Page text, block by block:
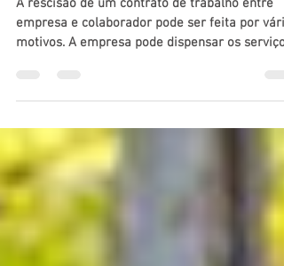
Demissão por Justa Causa
A rescisão de um contrato de trabalho entre